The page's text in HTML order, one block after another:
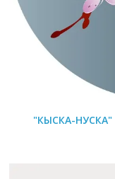
"КЫСКА-НУСКА"